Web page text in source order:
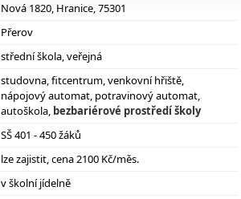
Nová 1820, Hranice, 75301
Přerov
střední škola, veřejná
studovna, fitcentrum, venkovní hřiště,
nápojový automat, potravinový automat,
autoškola, bezbariérové prostředí školy
SŠ 401 - 450 žáků
lze zajistit, cena 2100 Kč/měs.
v školní jídelně